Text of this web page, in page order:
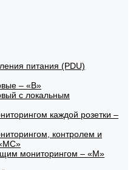
питания (PDU)
– «В»
с локальным
каждой розетки –
контролем и
мониторингом – «М»